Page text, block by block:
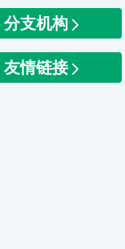
分支机构
友情链接